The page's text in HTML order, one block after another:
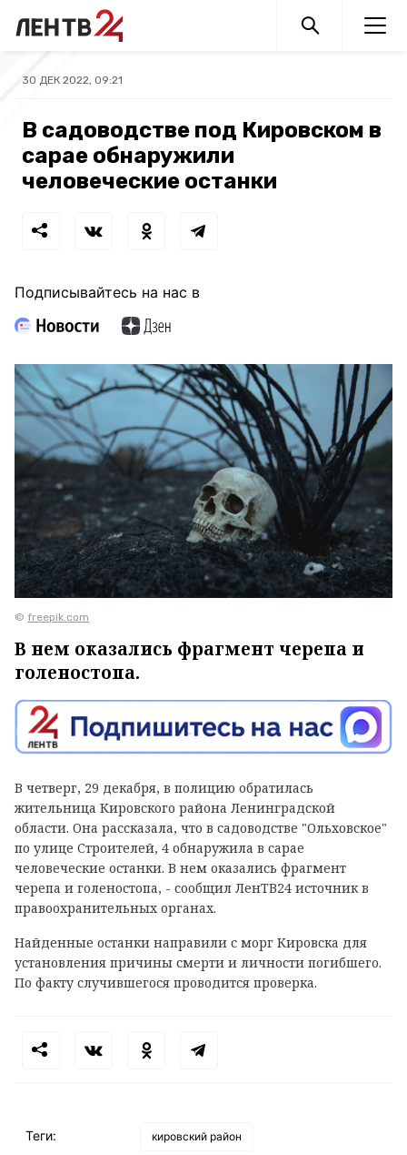
30 ДЕК 2022, 09:21
В садоводстве под Кировском в
сарае обнаружили
человеческие останки
Подписывайтесь на нас в
© freepik.com
В нем оказались фрагмент черепа и
голеностопа.
В четверг, 29 декабря, в полицию обратилась
жительница Кировского района Ленинградской
области. Она рассказала, что в садоводстве "Ольховское"
по улице Строителей, 4 обнаружила в сарае
человеческие останки. В нем оказались фрагмент
черепа и голеностопа, - сообщил ЛенТВ24 источник в
правоохранительных органах.
Найденные останки направили с морг Кировска для
установления причины смерти и личности погибшего.
По факту случившегося проводится проверка.
Теги: кировский район